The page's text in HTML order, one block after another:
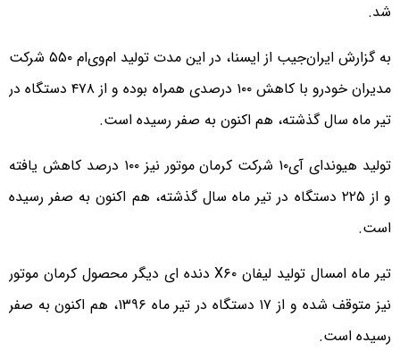
شد.
به گزارش ایران‌جیب از ایسنا، در این مدت تولید ام‌وی‌ام ۵۵۰ شرکت
مدیران خودرو با کاهش ۱۰۰ درصدی همراه بوده و از ۴۷۸ دستگاه در
تیر ماه سال گذشته، هم اکنون به صفر رسیده است.
تولید هیوندای آی‌۱۰ شرکت کرمان موتور نیز ۱۰۰ درصد کاهش یافته
و از ۲۲۵ دستگاه در تیر ماه سال گذشته، هم اکنون به صفر رسیده
است.
تیر ماه امسال تولید لیفان X۶۰ دنده ای دیگر محصول کرمان موتور
نیز متوقف شده و از ۱۷ دستگاه در تیر ماه ۱۳۹۶، هم اکنون به صفر
رسیده است.